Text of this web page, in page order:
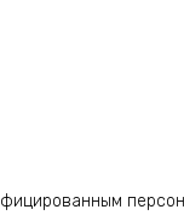
процедуры